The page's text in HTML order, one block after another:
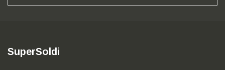
SuperSoldi